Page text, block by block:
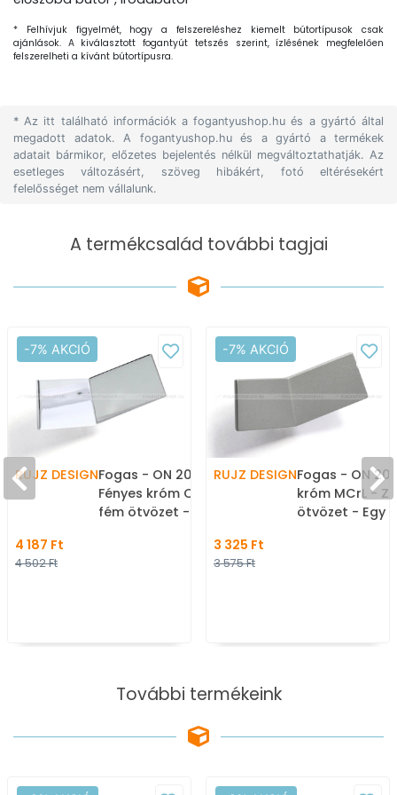
* Felhívjuk figyelmét, hogy a felszereléshez kiemelt bútortípusok csak
ajánlások. A kiválasztott fogantyút tetszés szerint, ízlésének megfelelően
felszerelheti a kívánt bútortípusra.
* Az itt található információk a fogantyushop.hu és a gyártó által
megadott adatok. A fogantyushop.hu és a gyártó a termékek
adatait bármikor, előzetes bejelentés nélkül megváltoztathatják. Az
esetleges változásért, szöveg hibákért, fotó eltérésekért
felelősséget nem vállalunk.
A termékcsalád további tagjai
-7% AKCIÓ
RUJZ DESIGNFogas - ON 2045 -
Fényes króm Cr - Zamak
fém ötvözet - Egy
4 187 Ft
4 502 Ft
-7% AKCIÓ
RUJZ DESIGNFogas - ON
króm MCrL -
ötvözet - Egy
3 325 Ft
3 575 Ft
További termékeink